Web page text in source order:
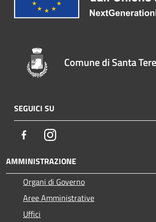
Comune di Santa
SEGUICI SU
FacebookInstagram
AMMINISTRAZIONE
Organi di Governo
Aree Amministrative
Uffici